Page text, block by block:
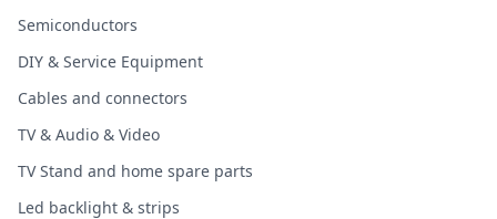
Semiconductors
DIY & Service Equipment
Cables and connectors
TV & Audio & Video
TV Stand and home spare parts
Led backlight & strips